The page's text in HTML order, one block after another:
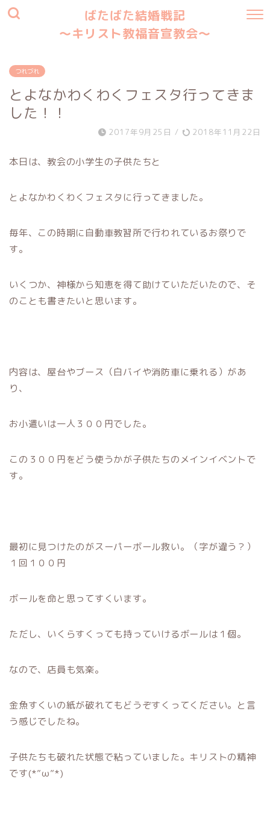
ばたばた結婚戦記
〜キリスト教福音宣教会〜
つれづれ
とよなかわくわくフェスタ行ってきま
した！！
2017年9月25日 / 2018年11月22日
本日は、教会の小学生の子供たちと
とよなかわくわくフェスタに行ってきました。
毎年、この時期に自動車教習所で行われているお祭りで
す。
いくつか、神様から知恵を得て助けていただいたので、そ
のことも書きたいと思います。
内容は、屋台やブース（白バイや消防車に乗れる）があ
り、
お小遣いは一人３００円でした。
この３００円をどう使うかが子供たちのメインイベントで
す。
最初に見つけたのがスーパーボール救い。（字が違う？）
１回１００円
ボールを命と思ってすくいます。
ただし、いくらすくっても持っていけるボールは１個。
なので、店員も気楽。
金魚すくいの紙が破れてもどうぞすくってください。と言
う感じでしたね。
子供たちも破れた状態で粘っていました。キリストの精神
です(*”ω”*)